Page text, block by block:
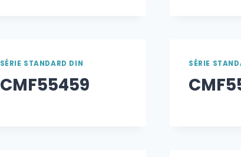
SÉRIE STANDARD DIN
CMF55459
SÉRIE